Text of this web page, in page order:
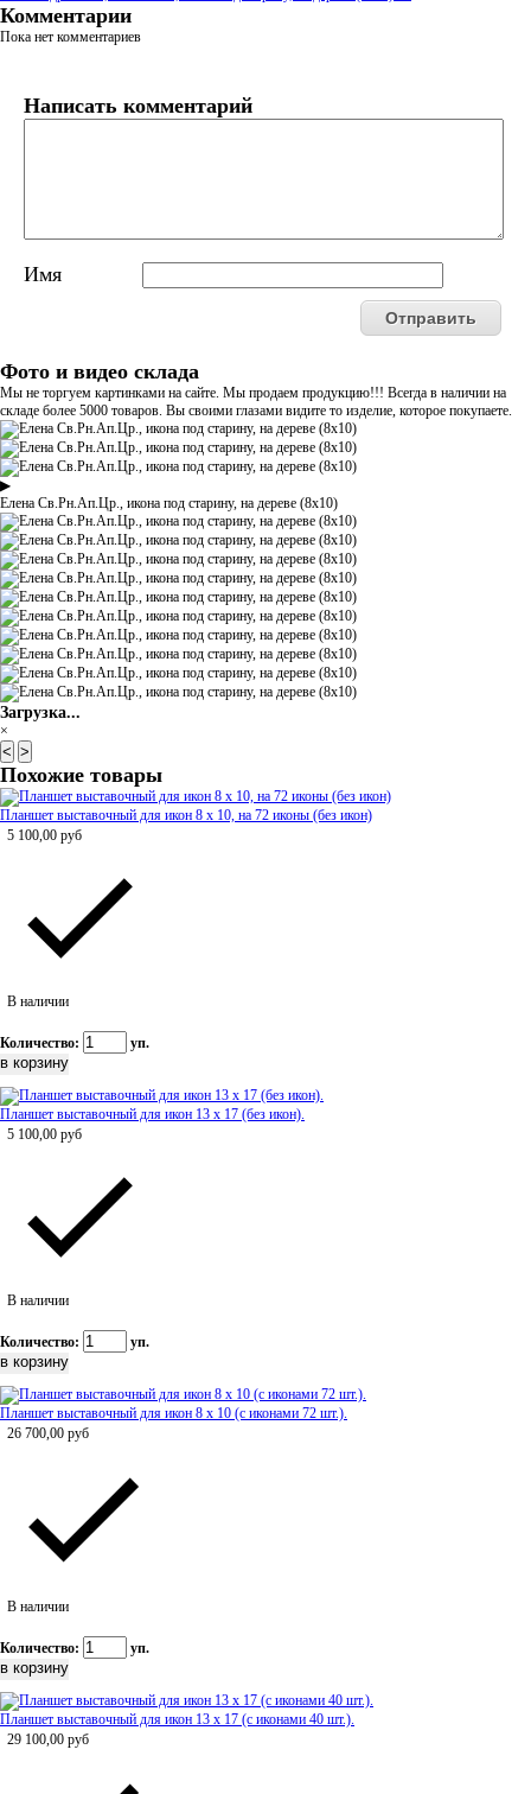
Комментарии
Пока нет комментариев
Написать комментарий
Имя
Фото и видео склада
Мы не торгуем картинками на сайте. Мы продаем продукцию!!! Всегда в наличии на
складе более 5000 товаров. Вы своими глазами видите то изделие, которое покупаете.
▶
Елена Св.Рн.Ап.Цр., икона под старину, на дереве (8x10)
Загрузка...
×
< >
Похожие товары
Планшет выставочный для икон 8 х 10, на 72 иконы (без икон)
5 100,00 руб
В наличии
Количество: уп.
Планшет выставочный для икон 13 х 17 (без икон).
5 100,00 руб
В наличии
Количество: уп.
Планшет выставочный для икон 8 х 10 (с иконами 72 шт.).
26 700,00 руб
В наличии
Количество: уп.
Планшет выставочный для икон 13 х 17 (с иконами 40 шт.).
29 100,00 руб